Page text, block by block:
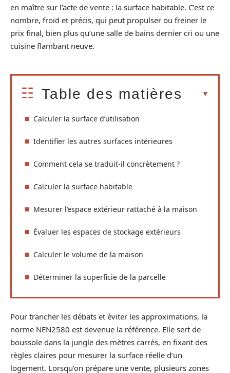
en maître sur l’acte de vente : la surface habitable. C’est ce
nombre, froid et précis, qui peut propulser ou freiner le
prix final, bien plus qu’une salle de bains dernier cri ou une
cuisine flambant neuve.
Table des matières
Calculer la surface d’utilisation
Identifier les autres surfaces intérieures
Comment cela se traduit-il concrètement ?
Calculer la surface habitable
Mesurer l’espace extérieur rattaché à la maison
Évaluer les espaces de stockage extérieurs
Calculer le volume de la maison
Déterminer la superficie de la parcelle
Pour trancher les débats et éviter les approximations, la
norme NEN2580 est devenue la référence. Elle sert de
boussole dans la jungle des mètres carrés, en fixant des
règles claires pour mesurer la surface réelle d’un
logement. Lorsqu’on prépare une vente, plusieurs zones